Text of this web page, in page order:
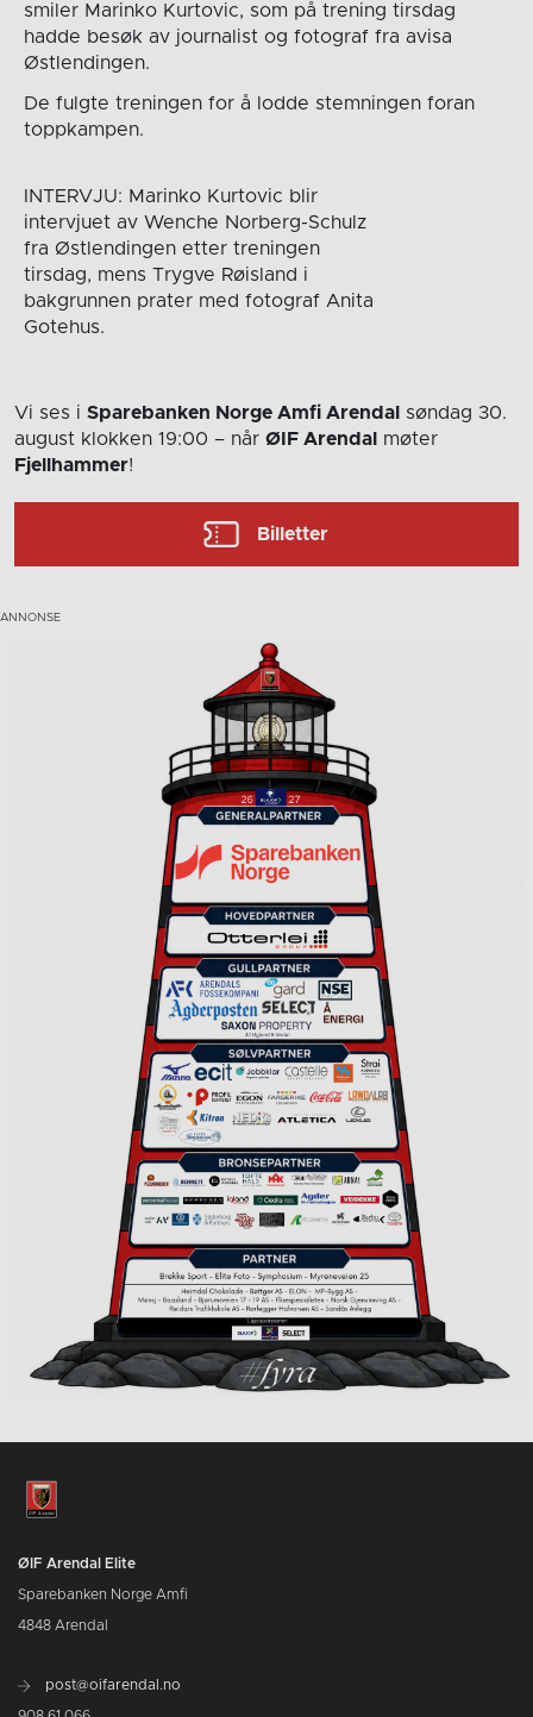
smiler Marinko Kurtovic, som på trening tirsdag
hadde besøk av journalist og fotograf fra avisa
Østlendingen.
De fulgte treningen for å lodde stemningen foran
toppkampen.
INTERVJU: Marinko Kurtovic blir
intervjuet av Wenche Norberg-Schulz
fra Østlendingen etter treningen
tirsdag, mens Trygve Røisland i
bakgrunnen prater med fotograf Anita
Gotehus.
Vi ses i Sparebanken Norge Amfi Arendal
søndag 30.
august klokken 19:00 – når ØIF Arendal
møter
Fjellhammer!
Billetter
ØIF Arendal Elite
Sparebanken Norge Amfi
4848 Arendal
post@oifarendal.no